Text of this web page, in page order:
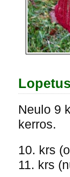
Lopetus
Neulo 9
kerros.
10. krs
11. krs